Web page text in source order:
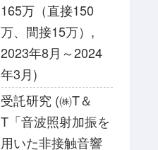
165万（直接150
万、間接15万）,
2023年8月～2024
年3月)
受託研究 (㈱T＆
T「音波照射加振を
用いた非接触音響